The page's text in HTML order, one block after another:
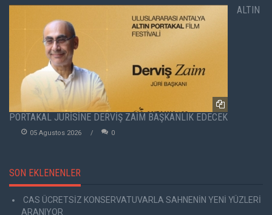
ALTIN
PORTAKAL JÜRİSİNE DERVİŞ ZAİM BAŞKANLIK EDECEK
05 Agustos 2026 0
SON EKLENENLER
CAS ÜCRETSİZ KONSERVATUVARLA SAHNENİN YENİ YÜZLERİ
ARANIYOR